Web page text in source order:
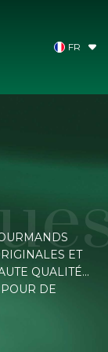
FR
ET
QUALITÉ...
DE